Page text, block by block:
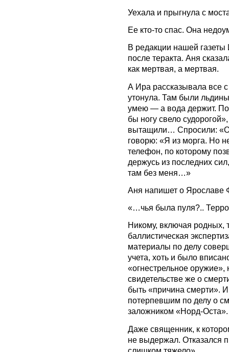
Уехала и прыгнула с
Ее кто-то спас. Она
В редакции нашей газеты
после теракта. Аня
как мертвая, а мертвая.
А Ира рассказывала все
утонула. Там были
умею — а вода держит.
бы ногу свело
вытащили… Спросили:
говорю: «Я из морга. Но
телефон, по которому
держусь из последних
там без меня…»
Аня напишет о Ярославе
«…чья была пуля?..
Никому, включая родных,
баллистическая
материалы по делу
учета, хоть и было
«огнестрельное
свидетельстве же о
быть «причина смерти».
потерпевшим по делу о
заложником «Норд-Оста».
Даже священник, к
не выдержал. Отказался